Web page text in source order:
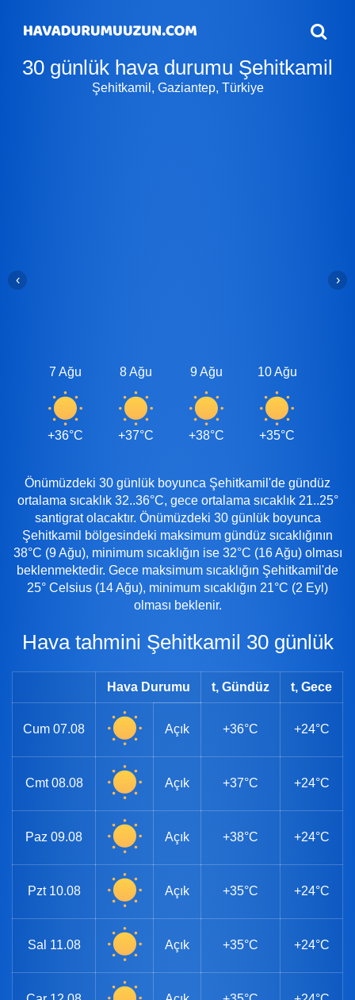
30 günlük hava durumu Şehitkamil
Şehitkamil, Gaziantep, Türkiye
7 Ağu
+36°C
8 Ağu
+37°C
9 Ağu
+38°C
10 Ağu
+35°C
‹ ›
Önümüzdeki 30 günlük boyunca Şehitkamil'de gündüz
ortalama sıcaklık 32..36°C, gece ortalama sıcaklık 21..25°
santigrat olacaktır. Önümüzdeki 30 günlük boyunca
Şehitkamil bölgesindeki maksimum gündüz sıcaklığının
38°C (9 Ağu), minimum sıcaklığın ise 32°C (16 Ağu) olması
beklenmektedir. Gece maksimum sıcaklığın Şehitkamil'de
25° Celsius (14 Ağu), minimum sıcaklığın 21°C (2 Eyl)
olması beklenir.
Hava tahmini Şehitkamil 30 günlük
Hava Durumu t, Gündüz t, Gece
Cum 07.08 Açık +36°C +24°C
Cmt 08.08 Açık +37°C +24°C
Paz 09.08 Açık +38°C +24°C
Pzt 10.08 Açık +35°C +24°C
Sal 11.08 Açık +35°C +24°C